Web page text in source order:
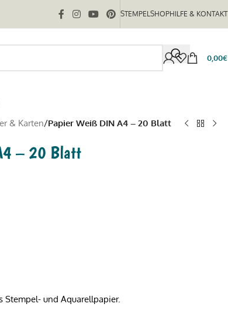
STEMPELSHOPHILFE & KONTAKT
0,00€
& Karten/Papier Weiß DIN A4 – 20 Blatt
– 20 Blatt
Stempel- und Aquarellpapier.